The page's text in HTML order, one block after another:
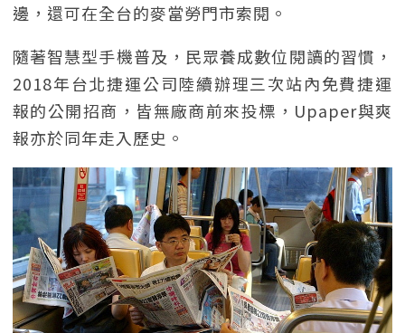
邊，還可在全台的麥當勞門市索閱。
隨著智慧型手機普及，民眾養成數位閱讀的習慣，
2018年台北捷運公司陸續辦理三次站內免費捷運
報的公開招商，皆無廠商前來投標，Upaper與爽
報亦於同年走入歷史。